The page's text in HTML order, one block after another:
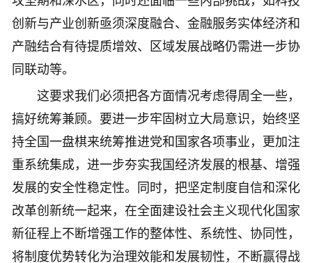
创新与产业创新亟须深度融合、金融服务实体经济和
产融结合有待提质增效、区域发展战略仍需进一步协
同联动等。
这要求我们必须把各方面情况考虑得周全一些，
搞好统筹兼顾。要进一步牢固树立大局意识，始终坚
持全国一盘棋来统筹推进党和国家各项事业，更加注
重系统集成，进一步夯实我国经济发展的根基、增强
发展的安全性稳定性。同时，把坚定制度自信和深化
改革创新统一起来，在全面建设社会主义现代化国家
新征程上不断增强工作的整体性、系统性、协同性，
将制度优势转化为治理效能和发展韧性，不断赢得战